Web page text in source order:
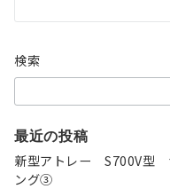
シ
ョ
ン
検索
最近の投稿
新型アトレー S700V型
ング③